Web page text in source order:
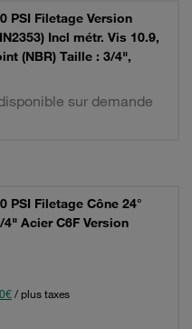
PSI Filetage Version
Incl métr. Vis 10.9,
(NBR) Taille : 3/4",
sur demande
PSI Filetage Cône 24°
4" Acier C6F Version
/ plus taxes